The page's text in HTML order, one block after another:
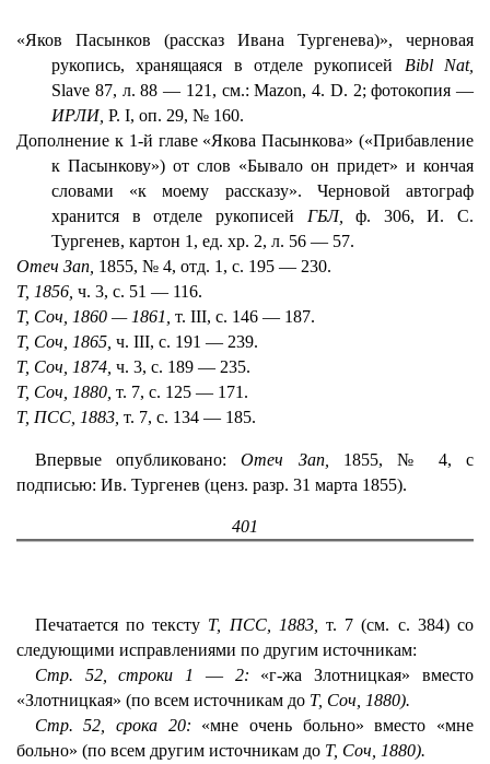
«Яков Пасынков (рассказ Ивана Тургенева)», черновая
рукопись, хранящаяся в отделе рукописей Bibl Nat,
Slave 87, л. 88 — 121, см.: Mazon, 4. D. 2; фотокопия —
ИРЛИ, Р. I, оп. 29, № 160.
Дополнение к 1-й главе «Якова Пасынкова» («Прибавление
к Пасынкову») от слов «Бывало он придет» и кончая
словами «к моему рассказу». Черновой автограф
хранится в отделе рукописей ГБЛ,ф. 306, И. С.
Тургенев, картон 1, ед. хр. 2, л. 56 — 57.
Отеч Зап, 1855, № 4, отд. 1, с. 195 — 230.
Т, 1856, ч. 3, с. 51 — 116.
Т, Соч, 1860 — 1861, т. III, с. 146 — 187.
Т, Соч, 1865, ч. III, с. 191 — 239.
Т, Соч, 1874, ч. 3, с. 189 — 235.
Т, Соч, 1880, т. 7, с. 125 — 171.
Т, ПСС, 1883, т. 7, с. 134 — 185.
Впервые опубликовано:Отеч Зап, 1855, № 4, с
подписью: Ив. Тургенев (ценз. разр. 31 марта 1855).
401
Печатается по тексту Т, ПСС, 1883, т. 7 (см. с. 384) со
следующими исправлениями по другим источникам:
Стр. 52, строки 1 — 2: «г-жа Злотницкая» вместо
«Злотницкая» (по всем источникам до Т, Соч, 1880).
Стр. 52, срока 20: «мне очень больно» вместо «мне
больно» (по всем другим источникам до Т, Соч, 1880).